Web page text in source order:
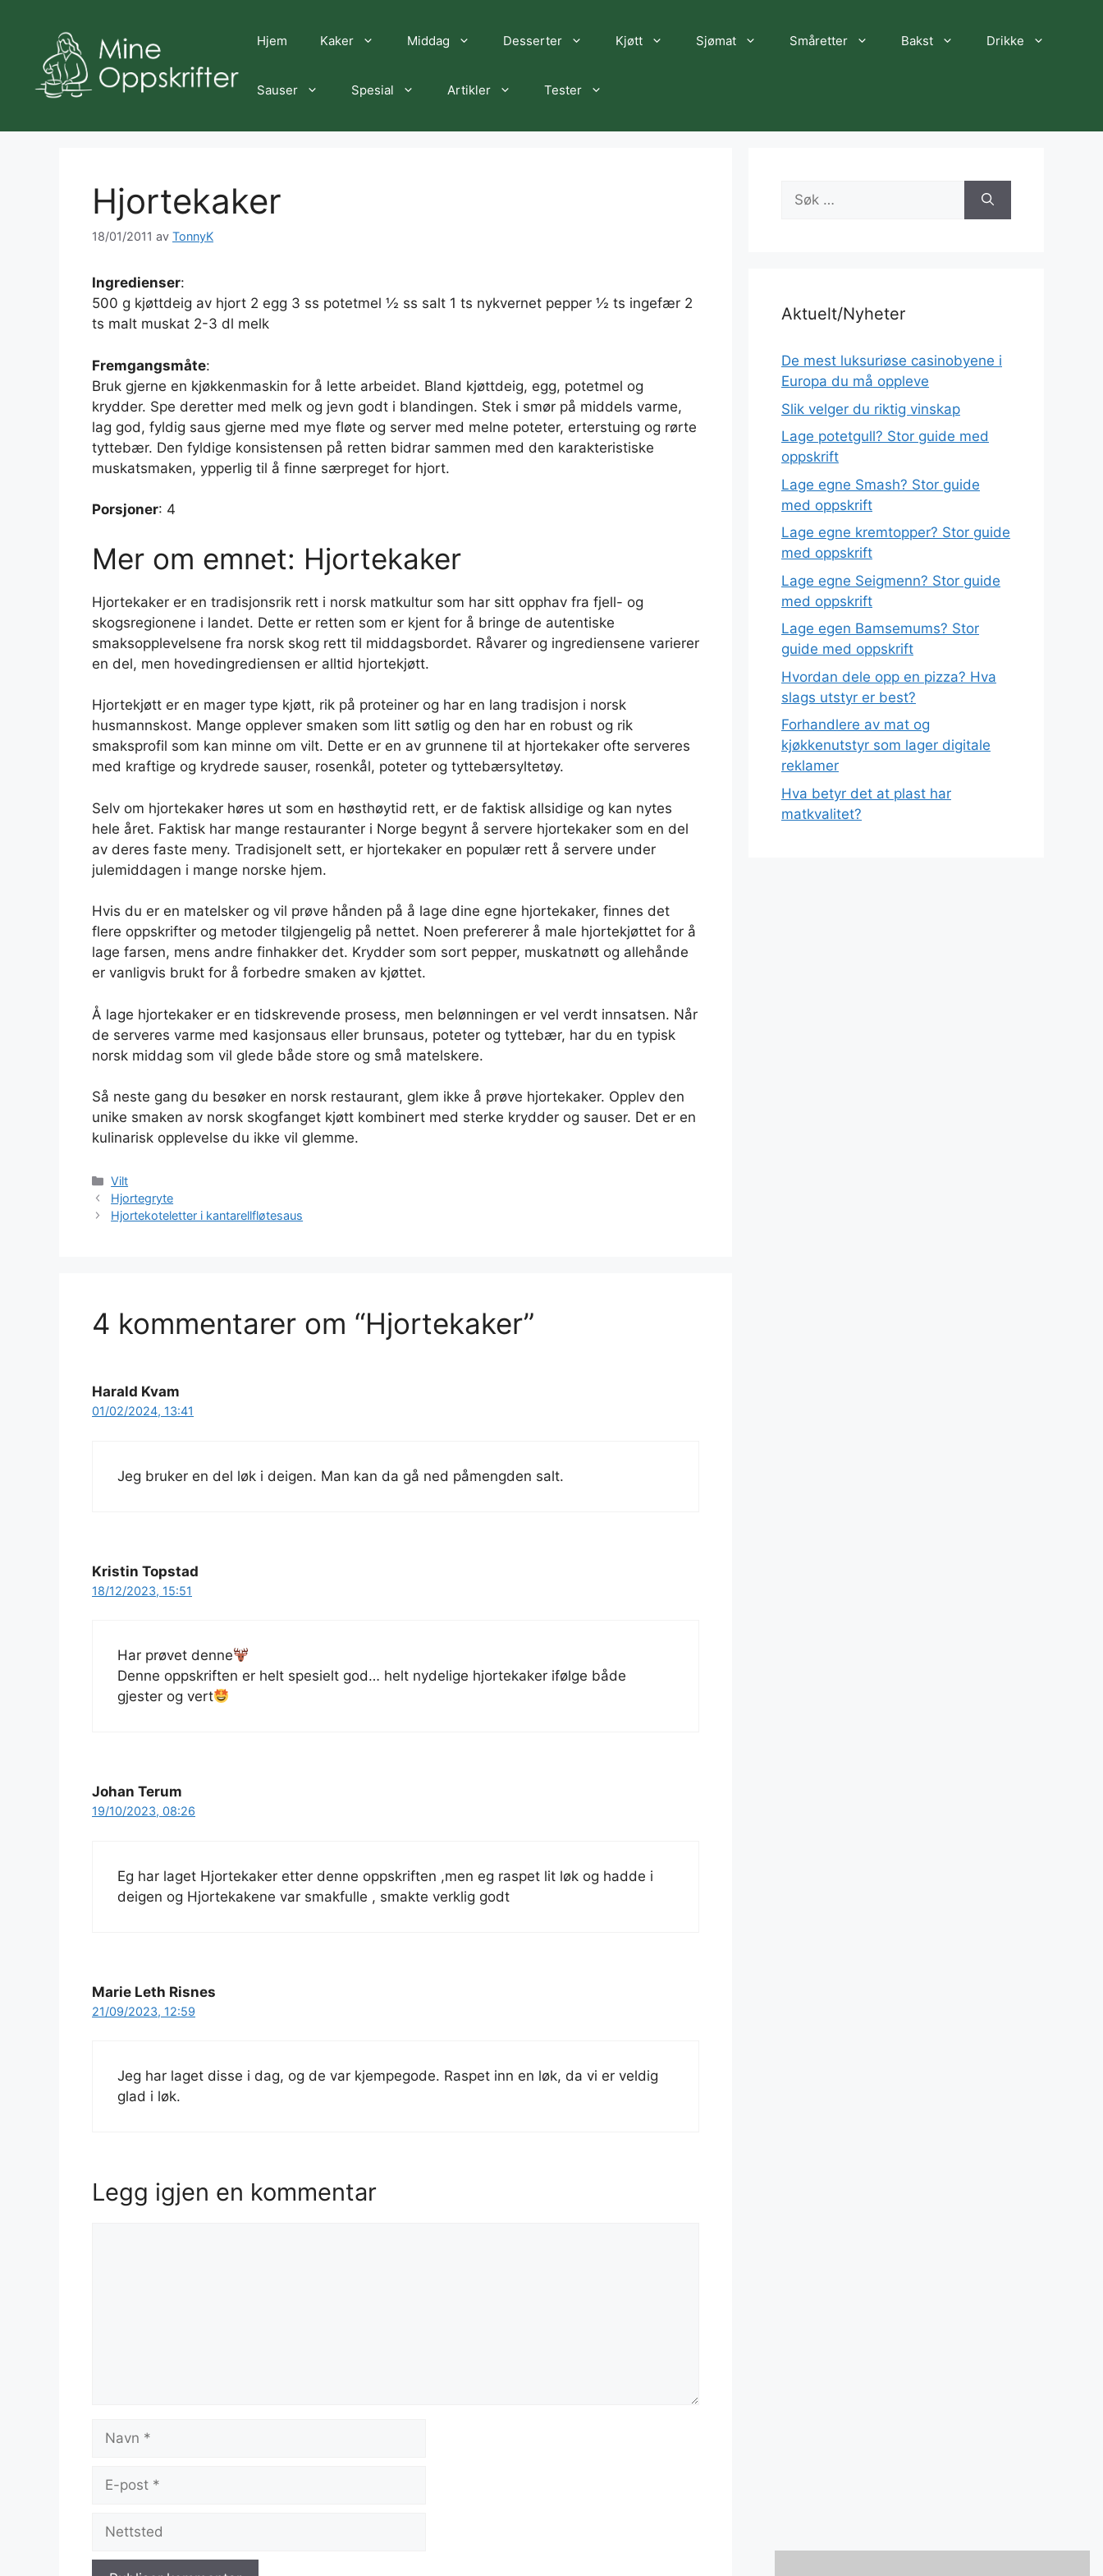
Hjem Kaker Middag Desserter Kjøtt Sjømat Småretter Bakst Drikke
Sauser Spesial Artikler Tester
Hjortekaker
18/01/2011 av TonnyK
Ingredienser:
500 g kjøttdeig av hjort 2 egg 3 ss potetmel ½ ss salt 1 ts nykvernet pepper ½ ts ingefær 2
ts malt muskat 2-3 dl melk
Fremgangsmåte:
Bruk gjerne en kjøkkenmaskin for å lette arbeidet. Bland kjøttdeig, egg, potetmel og
krydder. Spe deretter med melk og jevn godt i blandingen. Stek i smør på middels varme,
lag god, fyldig saus gjerne med mye fløte og server med melne poteter, erterstuing og rørte
tyttebær. Den fyldige konsistensen på retten bidrar sammen med den karakteristiske
muskatsmaken, ypperlig til å finne særpreget for hjort.
Porsjoner: 4
Mer om emnet: Hjortekaker
Hjortekaker er en tradisjonsrik rett i norsk matkultur som har sitt opphav fra fjell- og
skogsregionene i landet. Dette er retten som er kjent for å bringe de autentiske
smaksopplevelsene fra norsk skog rett til middagsbordet. Råvarer og ingrediensene varierer
en del, men hovedingrediensen er alltid hjortekjøtt.
Hjortekjøtt er en mager type kjøtt, rik på proteiner og har en lang tradisjon i norsk
husmannskost. Mange opplever smaken som litt søtlig og den har en robust og rik
smaksprofil som kan minne om vilt. Dette er en av grunnene til at hjortekaker ofte serveres
med kraftige og krydrede sauser, rosenkål, poteter og tyttebærsyltetøy.
Selv om hjortekaker høres ut som en høsthøytid rett, er de faktisk allsidige og kan nytes
hele året. Faktisk har mange restauranter i Norge begynt å servere hjortekaker som en del
av deres faste meny. Tradisjonelt sett, er hjortekaker en populær rett å servere under
julemiddagen i mange norske hjem.
Hvis du er en matelsker og vil prøve hånden på å lage dine egne hjortekaker, finnes det
flere oppskrifter og metoder tilgjengelig på nettet. Noen prefererer å male hjortekjøttet for å
lage farsen, mens andre finhakker det. Krydder som sort pepper, muskatnøtt og allehånde
er vanligvis brukt for å forbedre smaken av kjøttet.
Å lage hjortekaker er en tidskrevende prosess, men belønningen er vel verdt innsatsen. Når
de serveres varme med kasjonsaus eller brunsaus, poteter og tyttebær, har du en typisk
norsk middag som vil glede både store og små matelskere.
Så neste gang du besøker en norsk restaurant, glem ikke å prøve hjortekaker. Opplev den
unike smaken av norsk skogfanget kjøtt kombinert med sterke krydder og sauser. Det er en
kulinarisk opplevelse du ikke vil glemme.
Kategorier
Vilt
Hjortegryte
Hjortekoteletter i kantarellfløtesaus
4 kommentarer om “Hjortekaker”
Harald Kvam
01/02/2024, 13:41
Jeg bruker en del løk i deigen. Man kan da gå ned påmengden salt.
Kristin Topstad
18/12/2023, 15:51
Har prøvet denne
Denne oppskriften er helt spesielt god… helt nydelige hjortekaker ifølge både
gjester og vert
Johan Terum
19/10/2023, 08:26
Eg har laget Hjortekaker etter denne oppskriften ,men eg raspet lit løk og hadde i
deigen og Hjortekakene var smakfulle , smakte verklig godt
Marie Leth Risnes
21/09/2023, 12:59
Jeg har laget disse i dag, og de var kjempegode. Raspet inn en løk, da vi er veldig
glad i løk.
Legg igjen en kommentar
post
Søk
etter:
Aktuelt/Nyheter
De mest luksuriøse casinobyene i
Europa du må oppleve
Slik velger du riktig vinskap
Lage potetgull? Stor guide med
oppskrift
Lage egne Smash? Stor guide
med oppskrift
Lage egne kremtopper? Stor guide
med oppskrift
Lage egne Seigmenn? Stor guide
med oppskrift
Lage egen Bamsemums? Stor
guide med oppskrift
Hvordan dele opp en pizza? Hva
slags utstyr er best?
Forhandlere av mat og
kjøkkenutstyr som lager digitale
reklamer
Hva betyr det at plast har
matkvalitet?